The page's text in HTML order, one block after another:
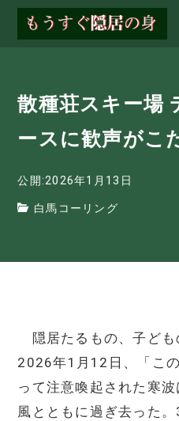
散種荘スキー場
ースに歓声がこ
公開:2026年1月13日
白馬コーリング
隠居たるもの、子ども
2026年1月12日、「こ
って注意喚起された寒
風とともに過ぎ去った